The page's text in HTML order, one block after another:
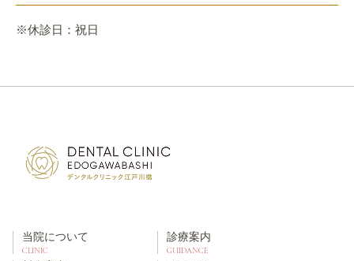
※休診日：祝日
当院について
CLINIC
診療案内
GUIDANCE